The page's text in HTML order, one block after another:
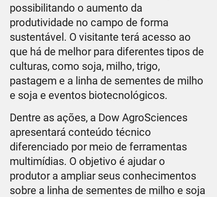
possibilitando o aumento da
produtividade no campo de forma
sustentável. O visitante terá acesso ao
que há de melhor para diferentes tipos de
culturas, como soja, milho, trigo,
pastagem e a linha de sementes de milho
e soja e eventos biotecnológicos.
Dentre as ações, a Dow AgroSciences
apresentará conteúdo técnico
diferenciado por meio de ferramentas
multimídias. O objetivo é ajudar o
produtor a ampliar seus conhecimentos
sobre a linha de sementes de milho e soja